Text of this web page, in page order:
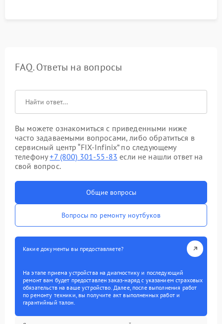
FAQ. Ответы на вопросы
Вы можете ознакомиться с приведенными ниже
часто задаваемыми вопросами, либо обратиться в
сервисный центр “FIX-Infinix” по следующему
телефону+7 (800) 301-55-83 если не нашли ответ на
свой вопрос.
Общие вопросы
Вопросы по ремонту ноутбуков
Какие документы вы предоставляете?
На этапе приема устройства на диагностику и последующий
ремонт вам будет предоставлен заказ-наряд с указанием страховых
обязательств на ваше устройство. Далее, после выполнения работ
по ремонту техники, вы получите акт выполненных работ и
гарантийный талон.